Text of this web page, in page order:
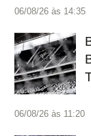
06/08/26 às 14:35
06/08/26 às 11:20